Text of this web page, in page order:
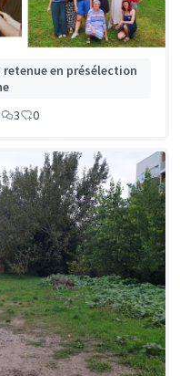
retenue en présélection
3 0